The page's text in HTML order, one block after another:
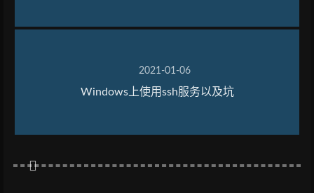
2021-01-06
Windows上使用ssh服务以及坑